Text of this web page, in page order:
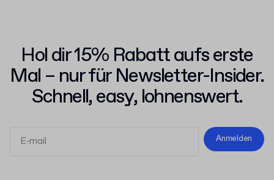
Hol dir 15% Rabatt aufs erste
Mal – nur für Newsletter-Insider.
Schnell, easy, lohnenswert.
Anmelden